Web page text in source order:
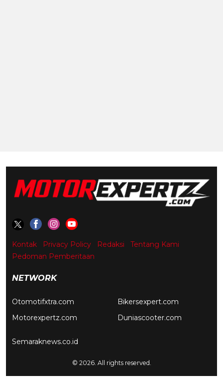
Kontak Privacy Policy Redaksi
Tentang Kami
Pedoman Pemberitaan
NETWORK
Otomotifxtra.com
Motorexpertz.com
Bikersexpert.com
Duniascooter.com
Semaraknews.co.id
© 2026. All rights reserved.